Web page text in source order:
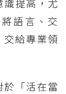
識提高，尤
語言、交
給專業領
於「活在當